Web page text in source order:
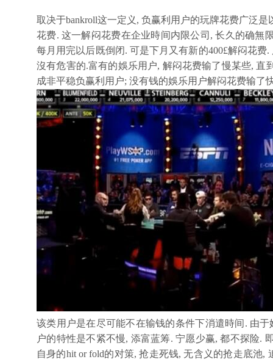
取决于bankroll这一定义, 负赢利用户的玩牌花费广泛
花费. 这一解闷花费在企业時间内限公司, 长久的确無
每月用完以后既倒闭. 可是下月又有新的400£解闷花
沒有危害的.富有的娛乐用户, 解闷花费输了慢某些, 直
成非平稳负赢利用户; 没有钱的娛乐用户解闷花费输了
该类用户是在尽可能不在输钱的条件下消遣時间. 由于
户的特性是不紧不慢, 添富蓝筹. 宁愿少赢, 都不探险.
自身的hit or fold的对策, 抢走死钱, 无含义的抢走底池,